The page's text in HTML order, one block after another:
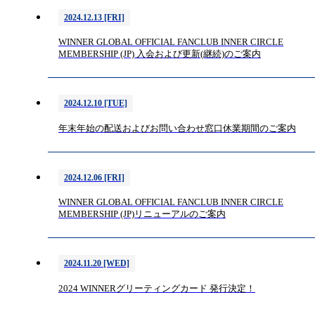
2024.12.13 [FRI]
WINNER GLOBAL OFFICIAL FANCLUB INNER CIRCLE
MEMBERSHIP (JP) 入会および更新(継続)のご案内
2024.12.10 [TUE]
年末年始の配送およびお問い合わせ窓口休業期間のご案内
2024.12.06 [FRI]
WINNER GLOBAL OFFICIAL FANCLUB INNER CIRCLE
MEMBERSHIP (JP)リニューアルのご案内
2024.11.20 [WED]
2024 WINNERグリーティングカード 発行決定！